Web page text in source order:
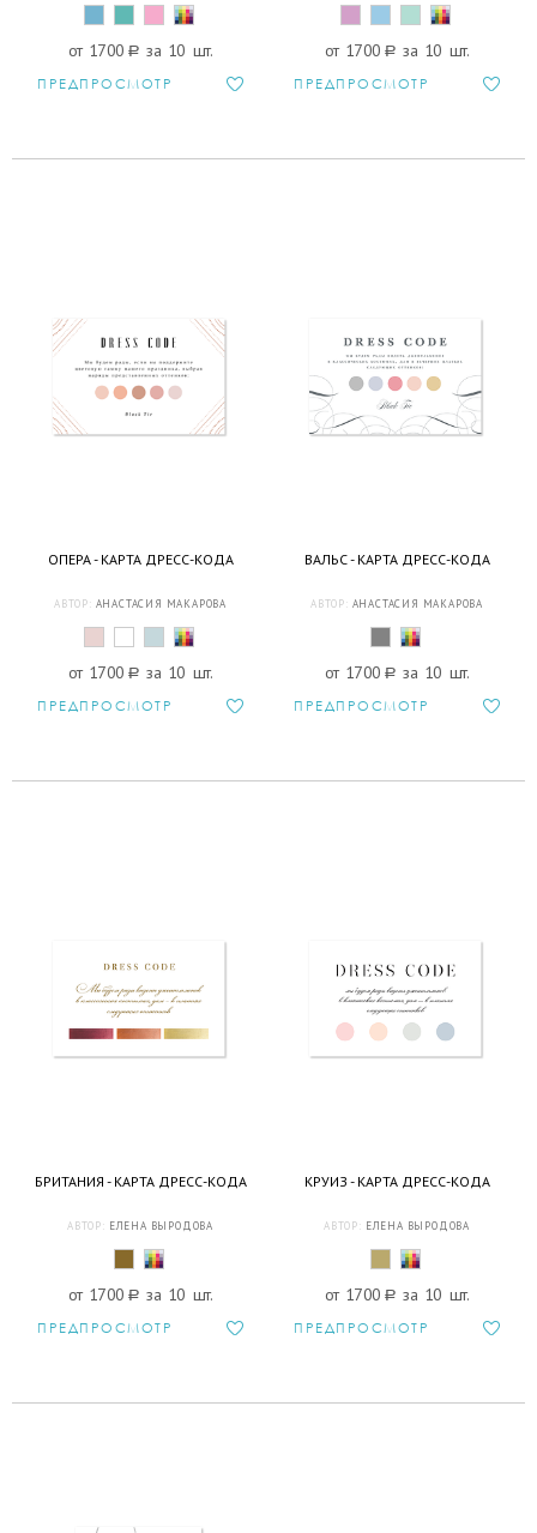
от 1700 a за 10 шт.
ПРЕДПРОСМОТР
от 1700 a за 10 шт.
ПРЕДПРОСМОТР
ОПЕРА - КАРТА ДРЕСС-КОДА
АВТОР: АНАСТАСИЯ МАКАРОВА
от 1700 a за 10 шт.
ПРЕДПРОСМОТР
ВАЛЬС - КАРТА ДРЕСС-КОДА
АВТОР: АНАСТАСИЯ МАКАРОВА
от 1700 a за 10 шт.
ПРЕДПРОСМОТР
БРИТАНИЯ - КАРТА ДРЕСС-КОДА
АВТОР: ЕЛЕНА ВЫРОДОВА
от 1700 a за 10 шт.
ПРЕДПРОСМОТР
КРУИЗ - КАРТА ДРЕСС-КОДА
АВТОР: ЕЛЕНА ВЫРОДОВА
от 1700 a за 10 шт.
ПРЕДПРОСМОТР